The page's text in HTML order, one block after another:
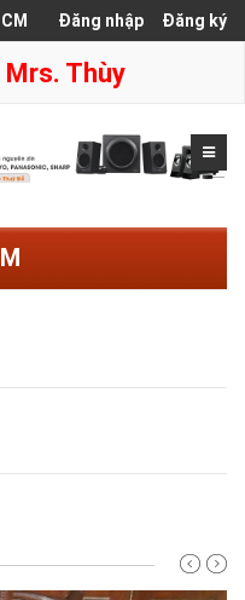
Đăng nhập Đăng ký
Thùy